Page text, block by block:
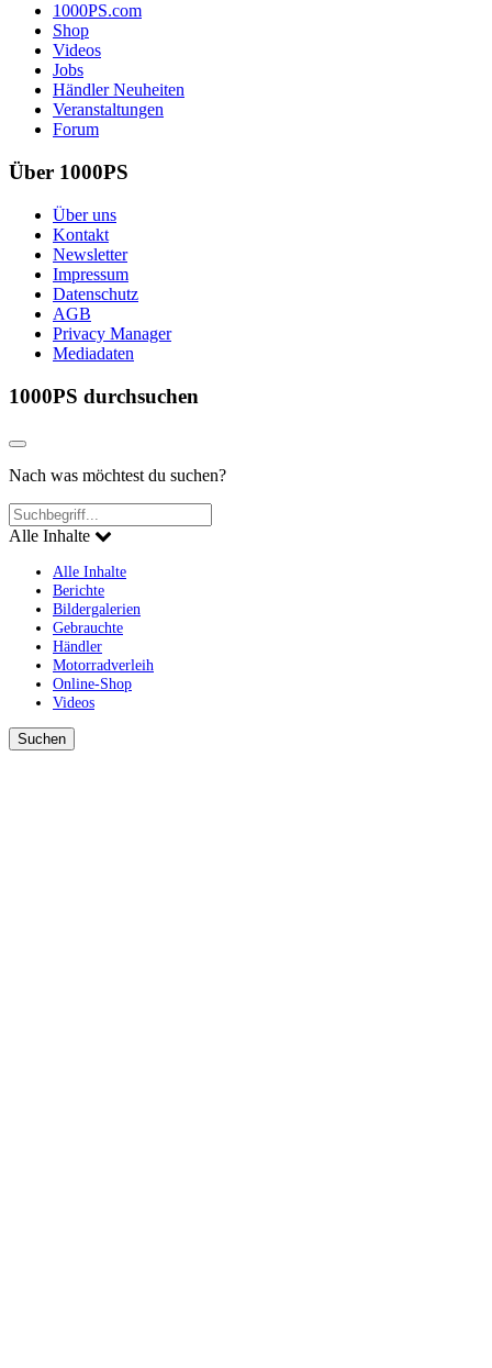
1000PS.com
Shop
Videos
Jobs
Händler Neuheiten
Veranstaltungen
Forum
Über 1000PS
Über uns
Kontakt
Newsletter
Impressum
Datenschutz
AGB
Privacy Manager
Mediadaten
1000PS durchsuchen
Nach was möchtest du suchen?
Alle Inhalte
Alle Inhalte
Berichte
Bildergalerien
Gebrauchte
Händler
Motorradverleih
Online-Shop
Videos
Suchen